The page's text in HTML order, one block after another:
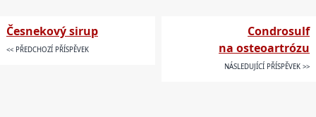
Česnekový sirup
<< PŘEDCHOZÍ PŘÍSPĚVEK
Condrosulf
na osteoartrózu
NÁSLEDUJÍCÍ PŘÍSPĚVEK >>